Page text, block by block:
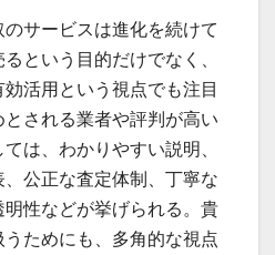
サービスは進化を続けて
という目的だけでなく、
活用という視点でも注目
される業者や評判が高い
は、わかりやすい説明、
公正な査定体制、丁寧な
性などが挙げられる。貴
ためにも、多角的な視点